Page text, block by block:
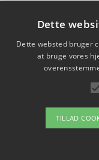
Sådan får du
Om /
Dette
Dette websted bruger
at bruge vores
TILLAD